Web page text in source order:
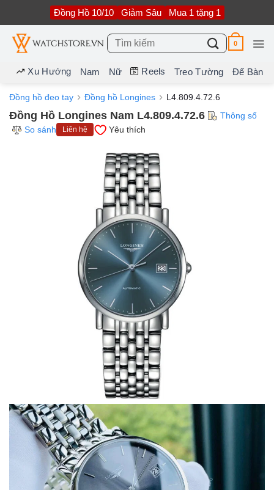
nội
dung
Đồng Hồ 10/10 Giảm Sâu Mua 1 tặng 1
Tìm
kiếm:
0
Xu Hướng Nam Nữ Reels Treo Tường Để Bàn
Đồng hồ đeo tay Đồng hồ Longines L4.809.4.72.6
Đồng Hồ Longines Nam L4.809.4.72.6
Thông số
So sánh
Liên hệ Yêu thích